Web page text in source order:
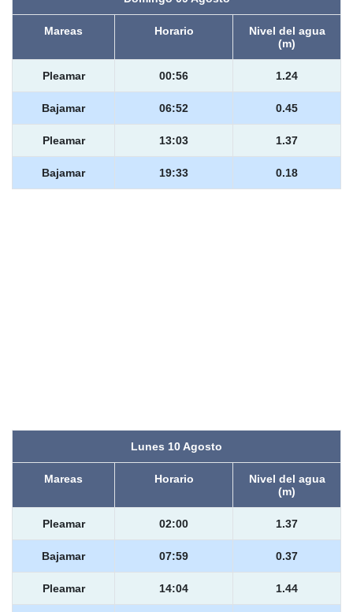
Mareas Horario
Nivel del agua
(m)
Pleamar 00:56 1.24
Bajamar 06:52 0.45
Pleamar 13:03 1.37
Bajamar 19:33 0.18
Lunes 10 Agosto
Mareas Horario
Nivel del agua
(m)
Pleamar 02:00 1.37
Bajamar 07:59 0.37
Pleamar 14:04 1.44